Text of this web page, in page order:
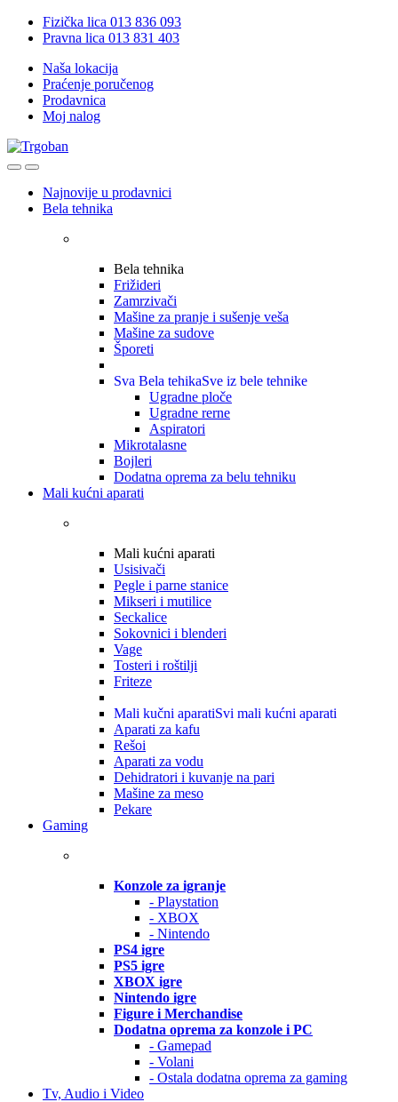
Skip
Skip
Fizička lica 013 836 093
Pravna lica 013 831 403
Naša lokacija
Praćenje poručenog
Prodavnica
Moj nalog
OpenClose
Najnovije u prodavnici
Bela tehnika
Bela tehnika
Frižideri
Zamrzivači
Mašine za pranje i sušenje veša
Mašine za sudove
Šporeti
Sva Bela tehikaSve iz bele tehnike
Ugradne ploče
Ugradne rerne
Aspiratori
Mikrotalasne
Bojleri
Dodatna oprema za belu tehniku
Mali kućni aparati
Mali kućni aparati
Usisivači
Pegle i parne stanice
Mikseri i mutilice
Seckalice
Sokovnici i blenderi
Vage
Tosteri i roštilji
Friteze
Mali kučni aparatiSvi mali kućni aparati
Aparati za kafu
Rešoi
Aparati za vodu
Dehidratori i kuvanje na pari
Mašine za meso
Pekare
Gaming
Konzole za igranje
- Playstation
- XBOX
- Nintendo
PS4 igre
PS5 igre
XBOX igre
Nintendo igre
Figure i Merchandise
Dodatna oprema za konzole i PC
- Gamepad
- Volani
- Ostala dodatna oprema za gaming
Tv, Audio i Video